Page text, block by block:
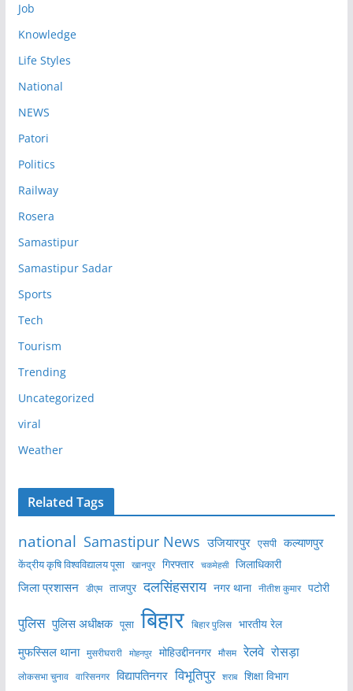
Job
Knowledge
Life Styles
National
NEWS
Patori
Politics
Railway
Rosera
Samastipur
Samastipur Sadar
Sports
Tech
Tourism
Trending
Uncategorized
viral
Weather
Related Tags
national Samastipur News उजियारपुर एसपी कल्याणपुर
केंद्रीय कृषि विश्वविद्यालय पूसा खानपुर गिरफ्तार चकमेहसी जिलाधिकारी
जिला प्रशासन डीएम ताजपुर दलसिंहसराय नगर थाना नीतीश कुमार पटोरी
पुलिस पुलिस अधीक्षक पूसा बिहार बिहार पुलिस भारतीय रेल
मुफस्सिल थाना मुसरीघरारी मोहनपुर मोहिउद्दीननगर मौसम रेलवे रोसड़ा
लोकसभा चुनाव वारिसनगर विद्यापतिनगर विभूतिपुर शराब शिक्षा विभाग